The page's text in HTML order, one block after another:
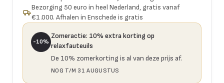
Bezorging 50 euro in heel Nederland, gratis vanaf
€1.000. Afhalen in Enschede is gratis
-10%
Zomeractie: 10% extra korting op
relaxfauteuils
De 10% zomerkorting is al van deze prijs af.
NOG T/M 31 AUGUSTUS